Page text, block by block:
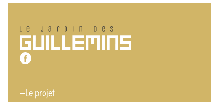
Pied de page
Le jardin des Guillemins
Notre page Facebook
Le projet